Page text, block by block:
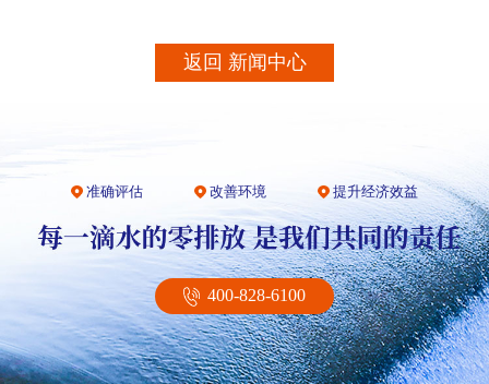
返回 新闻中心
准确评估 改善环境 提升经济效益
400-828-6100